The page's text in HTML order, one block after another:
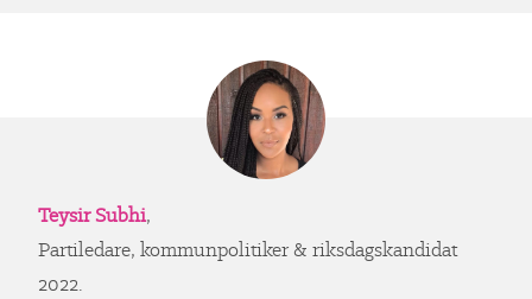
Teysir Subhi,
Partiledare, kommunpolitiker & riksdagskandidat
2022.